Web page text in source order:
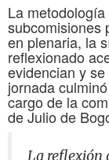
La
subcomisiones
en plenaria, la
reflexionado
evidencian y
jornada
cargo de la
de Julio de
La reflexión